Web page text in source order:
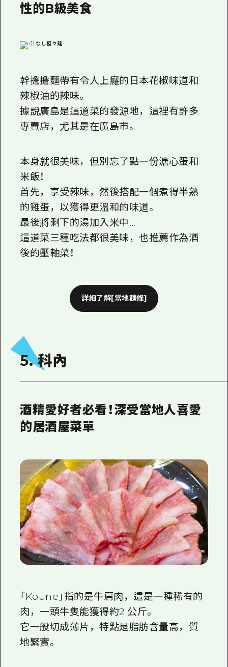
性的B級美食
幹擔擔麵帶有令人上癮的日本花椒味道和
辣椒油的辣味。
據說廣島是這道菜的發源地，這裡有許多
專賣店，尤其是在廣島市。
本身就很美味，但別忘了點一份溏心蛋和
米飯！
首先，享受辣味，然後搭配一個煮得半熟
的雞蛋，以獲得更溫和的味道。
最後將剩下的湯加入米中…
這道菜三種吃法都很美味，也推薦作為酒
後的壓軸菜！
詳細了解[當地麵條]
5. 科內
酒精愛好者必看！深受當地人喜愛
的居酒屋菜單
「Koune」指的是牛肩肉，這是一種稀有的
肉，一頭牛隻能獲得約2 公斤。
它一般切成薄片，特點是脂肪含量高，質
地緊實。